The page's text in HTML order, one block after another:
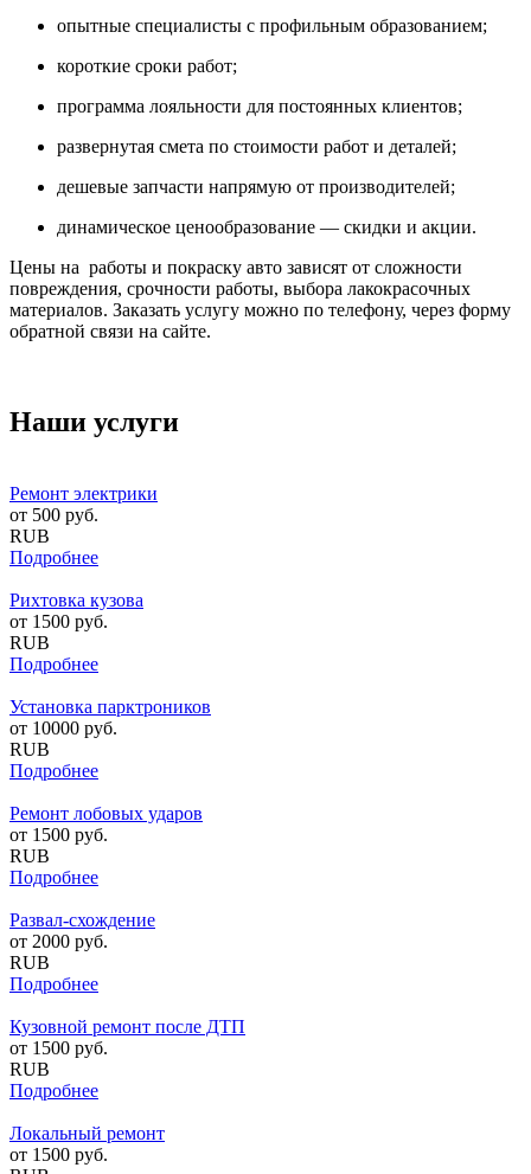
опытные специалисты с профильным образованием;
короткие сроки работ;
программа лояльности для постоянных клиентов;
развернутая смета по стоимости работ и деталей;
дешевые запчасти напрямую от производителей;
динамическое ценообразование — скидки и акции.
Цены на работы и покраску авто зависят от сложности
повреждения, срочности работы, выбора лакокрасочных
материалов. Заказать услугу можно по телефону, через форму
обратной связи на сайте.
Наши услуги
Ремонт электрики
от 500 руб.
RUB
Подробнее
Рихтовка кузова
от 1500 руб.
RUB
Подробнее
Установка парктроников
от 10000 руб.
RUB
Подробнее
Ремонт лобовых ударов
от 1500 руб.
RUB
Подробнее
Развал-схождение
от 2000 руб.
RUB
Подробнее
Кузовной ремонт после ДТП
от 1500 руб.
RUB
Подробнее
Локальный ремонт
от 1500 руб.